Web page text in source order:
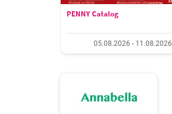
PENNY Catalog
05.08.2026 - 11.08.2026